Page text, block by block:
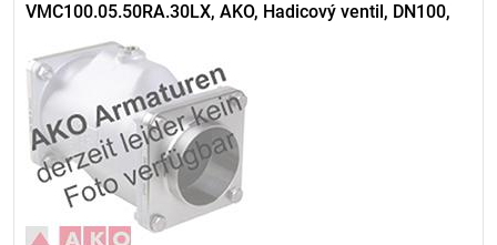
VMC100.05.50RA.30LX, AKO, Hadicový ventil, DN100,